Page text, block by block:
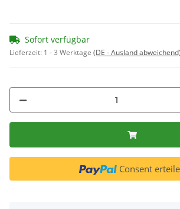
Sofort verfügbar
Lieferzeit: 1 - 3 Werktage (DE - Ausland abweichend)
Consent